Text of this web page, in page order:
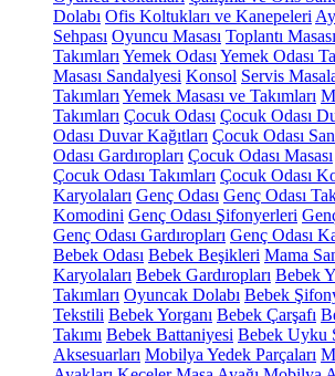
Dolabı Ofis Koltukları ve Kanepeleri
Sehpası Oyuncu Masası Toplantı Masası
Takımları Yemek Odası Yemek Odası
Masası Sandalyesi Konsol Servis
Takımları Yemek Masası ve Takımları
Takımları Çocuk Odası Çocuk Odası
Odası Duvar Kağıtları Çocuk Odası
Odası Gardıropları Çocuk Odası Masası
Çocuk Odası Takımları Çocuk Odası
Karyolaları Genç Odası Genç Odası
Komodini Genç Odası Şifonyerleri
Genç Odası Gardıropları Genç Odası
Bebek Odası Bebek Beşikleri Mama
Karyolaları Bebek Gardıropları Bebek
Takımları Oyuncak Dolabı Bebek
Tekstili Bebek Yorganı Bebek Çarşafı
Takımı Bebek Battaniyesi Bebek Uyku
Aksesuarları Mobilya Yedek Parçaları